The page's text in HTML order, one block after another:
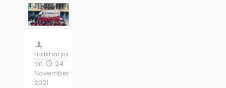
makharya
on
24
November
2021